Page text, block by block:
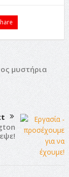
μυστήρια